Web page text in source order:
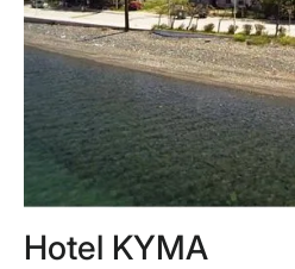
Hotel KYMA